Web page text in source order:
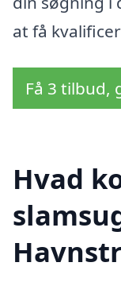
at få
Få 3 tilbud,
Hvad